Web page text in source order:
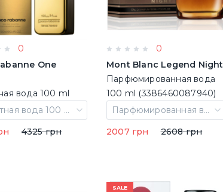
0
One
вода 100 ml
Туалетная вода 100 ml
4325 грн
0
Mont Blanc Legend Night
Парфюмированная вода
100 ml (3386460087940)
Парфюмированная вода 100 ml
2007 грн
2608 грн
SALE